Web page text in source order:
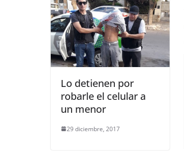
Lo detienen por
robarle el celular a
un menor
29 diciembre, 2017